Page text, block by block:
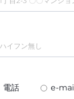
電話 e-mail